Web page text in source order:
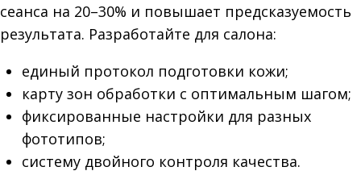
сеанса на 20–30% и повышает предсказуемость
результата. Разработайте для салона:
единый протокол подготовки кожи;
карту зон обработки с оптимальным шагом;
фиксированные настройки для разных
фототипов;
систему двойного контроля качества.